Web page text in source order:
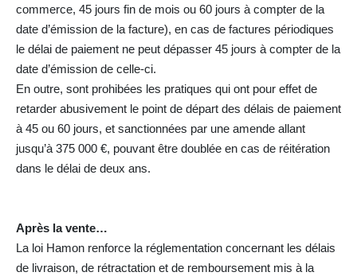
commerce, 45 jours fin de mois ou 60 jours à compter de la
date d’émission de la facture), en cas de factures périodiques
le délai de paiement ne peut dépasser 45 jours à compter de la
date d’émission de celle-ci.
En outre, sont prohibées les pratiques qui ont pour effet de
retarder abusivement le point de départ des délais de paiement
à 45 ou 60 jours, et sanctionnées par une amende allant
jusqu’à 375 000 €, pouvant être doublée en cas de réitération
dans le délai de deux ans.
Après la vente…
La loi Hamon renforce la réglementation concernant les délais
de livraison, de rétractation et de remboursement mis à la